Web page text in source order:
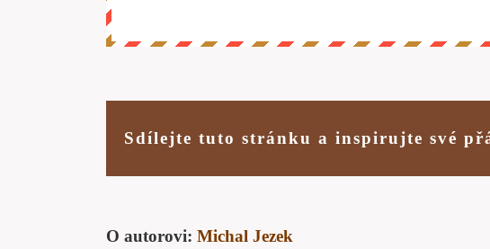
Sdílejte tuto stránku a inspirujte své
O autorovi: Michal Jezek